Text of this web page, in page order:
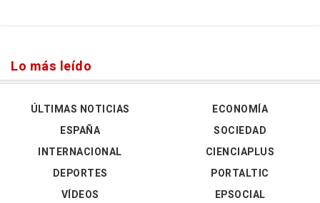
Lo más leído
ÚLTIMAS NOTICIAS
ESPAÑA
INTERNACIONAL
DEPORTES
VÍDEOS
ECONOMÍA
SOCIEDAD
CIENCIAPLUS
PORTALTIC
EPSOCIAL